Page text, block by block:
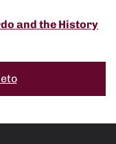
and the History